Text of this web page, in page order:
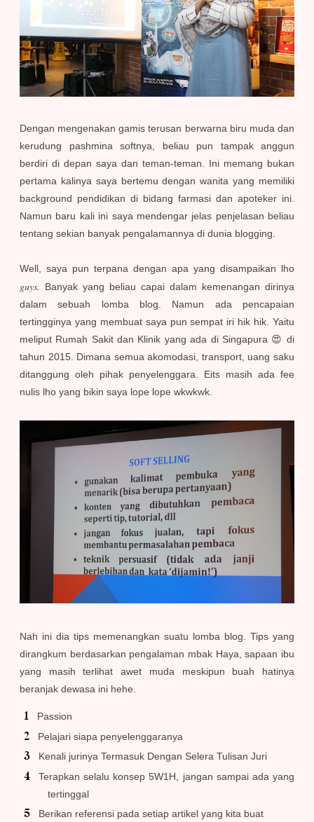
Dengan mengenakan gamis terusan berwarna biru muda dan
kerudung pashmina softnya, beliau pun tampak anggun
berdiri di depan saya dan teman-teman. Ini memang bukan
pertama kalinya saya bertemu dengan wanita yang memiliki
background pendidikan di bidang farmasi dan apoteker ini.
Namun baru kali ini saya mendengar jelas penjelasan beliau
tentang sekian banyak pengalamannya di dunia blogging.
Well, saya pun terpana dengan apa yang disampaikan lho
guys.
Banyak yang beliau capai dalam kemenangan dirinya
dalam sebuah lomba blog. Namun ada pencapaian
tertingginya yang membuat saya pun sempat iri hik hik. Yaitu
meliput Rumah Sakit dan Klinik yang ada di Singapura 😍 di
tahun 2015. Dimana semua akomodasi, transport, uang saku
ditanggung oleh pihak penyelenggara. Eits masih ada fee
nulis lho yang bikin saya lope lope wkwkwk.
Nah ini dia tips memenangkan suatu lomba blog. Tips yang
dirangkum berdasarkan pengalaman mbak Haya, sapaan ibu
yang masih terlihat awet muda meskipun buah hatinya
beranjak dewasa ini hehe.
Passion
Pelajari siapa penyelenggaranya
Kenali jurinya Termasuk Dengan Selera Tulisan Juri
Terapkan selalu konsep 5W1H, jangan sampai ada yang
tertinggal
Berikan referensi pada setiap artikel yang kita buat